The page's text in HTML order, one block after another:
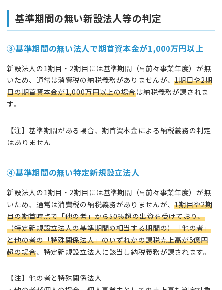
基準期間の無い新設法人等の判定
③基準期間の無い法人で期首資本金が1,000万円以上
新設法人の1期目・2期目には基準期間（≒前々事業年度）が無
いため、通常は消費税の納税義務がありませんが、1期目や2期
目の期首資本金が1,000万円以上の場合は納税義務が課されま
す。
【注】基準期間がある場合、期首資本金による納税義務の判定
はありません
④基準期間の無い特定新規設立法人
新設法人の1期目・2期目には基準期間（≒前々事業年度）が無
いため、通常は消費税の納税義務がありませんが、1期目や2期
目の期首時点で「他の者」から50％超の出資を受けており、
（特定新規設立法人の基準期間の相当する期間の）「他の者」
と他の者の「特殊関係法人」のいずれかの課税売上高が5億円
超の場合、特定新規設立法人に該当し納税義務が課されます。
【注】他の者と特殊関係法人